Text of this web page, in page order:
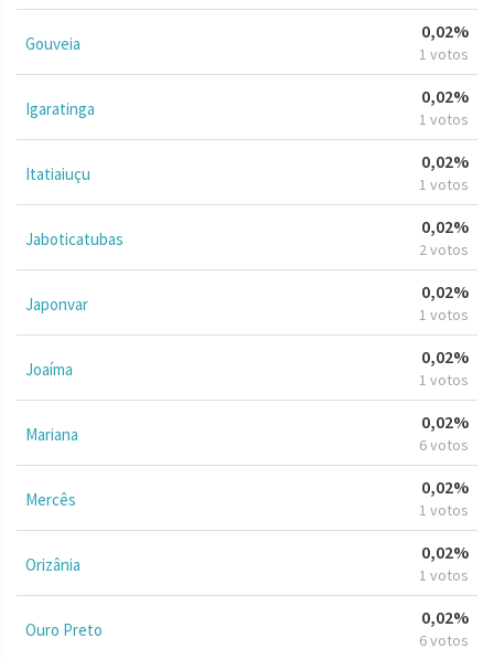
Gouveia
0,02%
1 votos
Igaratinga
0,02%
1 votos
Itatiaiuçu
0,02%
1 votos
Jaboticatubas
0,02%
2 votos
Japonvar
0,02%
1 votos
Joaíma
0,02%
1 votos
Mariana
0,02%
6 votos
Mercês
0,02%
1 votos
Orizânia
0,02%
1 votos
Ouro Preto
0,02%
6 votos